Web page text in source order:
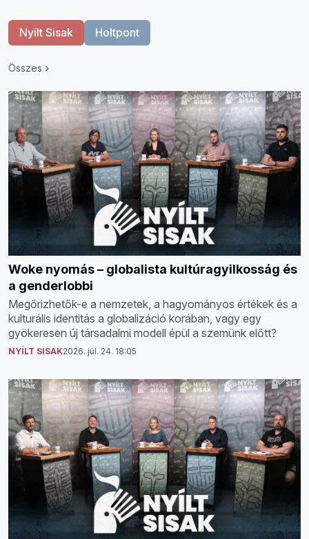
Nyílt Sisak Holtpont
Összes
Woke nyomás – globalista kultúragyilkosság és
a genderlobbi
Megőrizhetők-e a nemzetek, a hagyományos értékek és a
kulturális identitás a globalizáció korában, vagy egy
gyökeresen új társadalmi modell épül a szemünk előtt?
NYÍLT SISAK2026. júl. 24. 18:05